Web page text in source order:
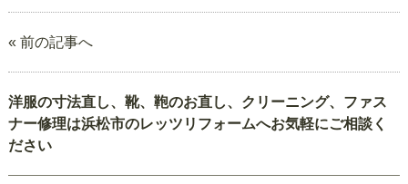
« 前の記事へ
洋服の寸法直し、靴、鞄のお直し、クリーニング、ファス
ナー修理は浜松市のレッツリフォームへお気軽にご相談く
ださい